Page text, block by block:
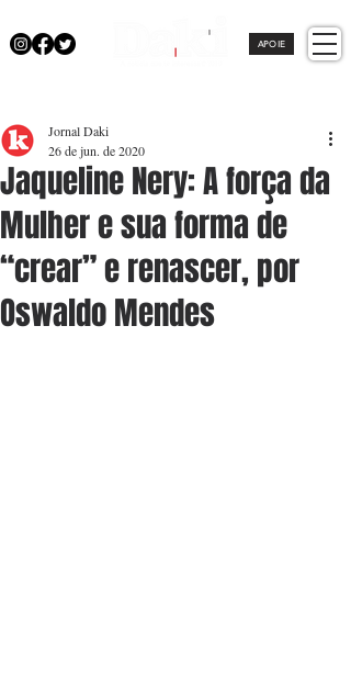
APOIE
Jaqueline Nery: A força da
Mulher e sua forma de
“crear” e renascer, por
Oswaldo Mendes
Jornal Daki
26 de jun. de 2020